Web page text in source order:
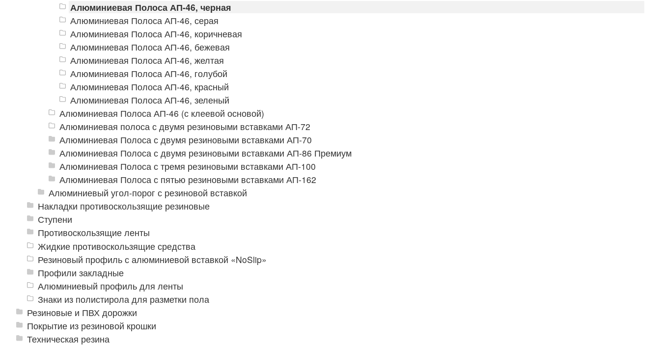
Алюминиевая Полоса АП-46, черная
Алюминиевая Полоса АП-46, серая
Алюминиевая Полоса АП-46, коричневая
Алюминиевая Полоса АП-46, бежевая
Алюминиевая Полоса АП-46, желтая
Алюминиевая Полоса АП-46, голубой
Алюминиевая Полоса АП-46, красный
Алюминиевая Полоса АП-46, зеленый
Алюминиевая Полоса АП-46 (с клеевой основой)
Алюминиевая полоса с двумя резиновыми вставками АП-72
Алюминиевая Полоса с двумя резиновыми вставками АП-70
Алюминиевая Полоса с двумя резиновыми вставками АП-86 Премиум
Алюминиевая Полоса с тремя резиновыми вставками АП-100
Алюминиевая Полоса с пятью резиновыми вставками АП-162
Алюминиевый угол-порог с резиновой вставкой
Накладки противоскользящие резиновые
Ступени
Противоскользящие ленты
Жидкие противоскользящие средства
Резиновый профиль с алюминиевой вставкой «NoSlip»
Профили закладные
Алюминиевый профиль для ленты
Знаки из полистирола для разметки пола
Резиновые и ПВХ дорожки
Покрытие из резиновой крошки
Техническая резина